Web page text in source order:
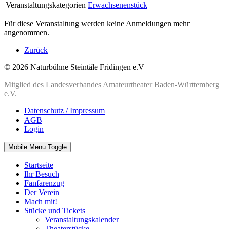
Veranstaltungskategorien Erwachsenenstück
Für diese Veranstaltung werden keine Anmeldungen mehr
angenommen.
Zurück
© 2026 Naturbühne Steintäle Fridingen e.V
Mitglied des Landesverbandes Amateurtheater Baden-Württemberg
e.V.
Datenschutz / Impressum
AGB
Login
Mobile Menu Toggle
Startseite
Ihr Besuch
Fanfarenzug
Der Verein
Mach mit!
Stücke und Tickets
Veranstaltungskalender